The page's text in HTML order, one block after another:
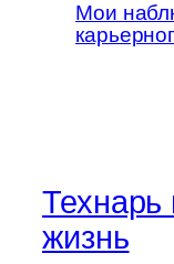
Мои
Технарь
жизнь